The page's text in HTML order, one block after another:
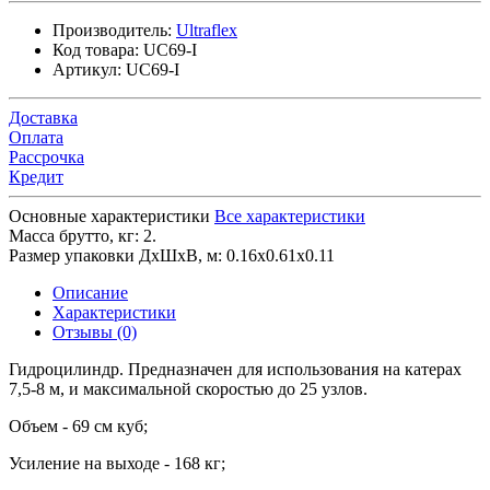
Производитель: Ultraflex
Код товара: UC69-I
Артикул: UC69-I
Доставка
Оплата
Рассрочка
Кредит
Основные характеристики Все характеристики
Масса брутто, кг: 2.
Размер упаковки ДхШхВ, м: 0.16x0.61x0.11
Описание
Характеристики
Отзывы (0)
Гидроцилиндр. Предназначен для использования на катерах
7,5-8 м, и максимальной скоростью до 25 узлов.
Объем - 69 см куб;
Усиление на выходе - 168 кг;